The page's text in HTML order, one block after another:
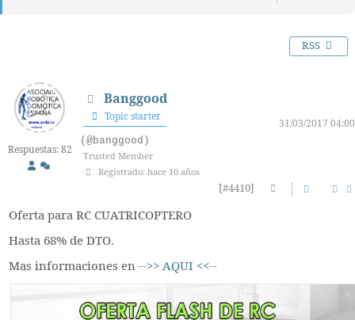
RSS
Respuestas: 82
Banggood
Topic starter
31/03/2017 04:00
(@banggood)
Trusted Member
Registrado: hace 10 años
[#4410]
Oferta para RC CUATRICOPTERO
Hasta 68% de DTO.
Mas informaciones en -->> AQUI <<--